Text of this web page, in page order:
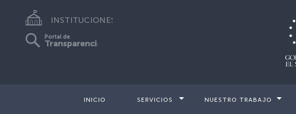
INSTITUCIONES
Portal de
Transparencia
INICIO SERVICIOS NUESTRO TRABAJO